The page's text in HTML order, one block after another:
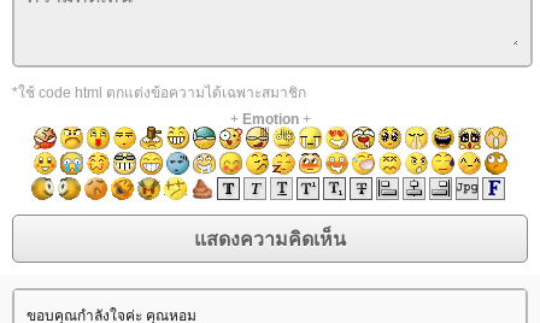
*ใช้ code html ตกแต่งข้อความได้เฉพาะสมาชิก
+ Emotion+
ขอบคุณกำลังใจค่ะ คุณหอม